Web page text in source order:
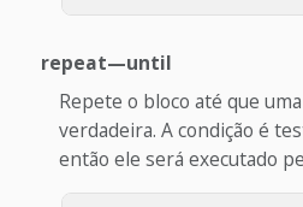
repeat—until
Repete o bloco até que
verdadeira. A condição é
então ele será executado